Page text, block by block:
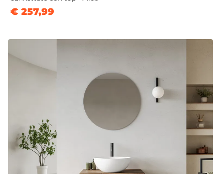
€ 257,99